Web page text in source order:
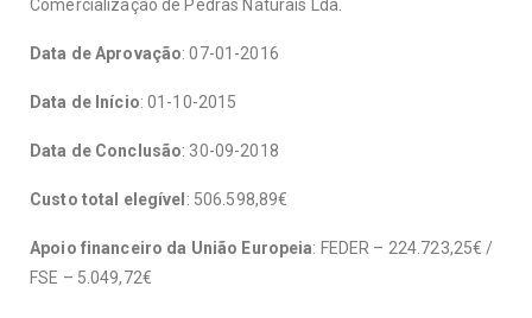
Comercialização de Pedras Naturais Lda.
Data de Aprovação: 07-01-2016
Data de Início: 01-10-2015
Data de Conclusão: 30-09-2018
Custo total elegível : 506.598,89€
Apoio financeiro da União Europeia: FEDER – 224.723,25€ /
FSE – 5.049,72€